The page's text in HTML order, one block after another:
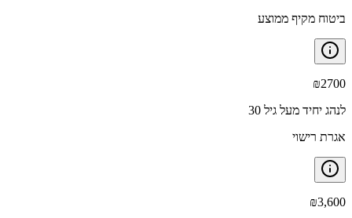
ביטוח מקיף ממוצע
₪2700
לנהג יחיד מעל גיל 30
אגרת רישוי
₪3,600